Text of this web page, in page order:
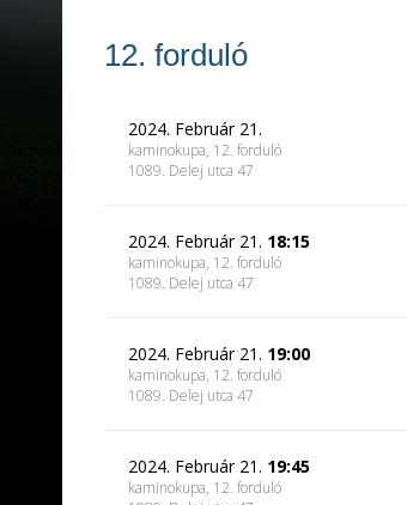
12. forduló
2024. Február 21.
kaminokupa, 12. forduló
1089. Delej utca 47
2024. Február 21. 18:15
kaminokupa, 12. forduló
1089. Delej utca 47
2024. Február 21. 19:00
kaminokupa, 12. forduló
1089. Delej utca 47
2024. Február 21. 19:45
kaminokupa, 12. forduló